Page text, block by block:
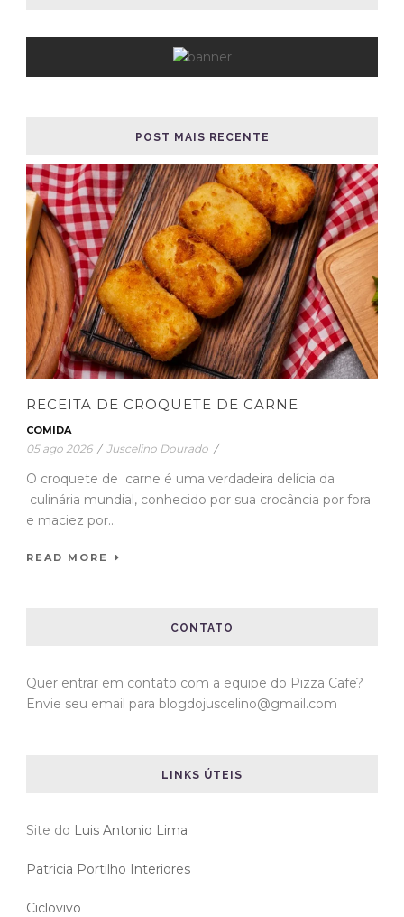
POST MAIS RECENTE
RECEITA DE CROQUETE DE CARNE
COMIDA
05 ago 2026 / Juscelino Dourado /
O croquete de carne é uma verdadeira delícia da
culinária mundial, conhecido por sua crocância por fora
e maciez por...
READ MORE
CONTATO
Quer entrar em contato com a equipe do Pizza Cafe?
Envie seu email para blogdojuscelino@gmail.com
LINKS ÚTEIS
Site do Luis Antonio Lima
Patricia Portilho Interiores
Ciclovivo